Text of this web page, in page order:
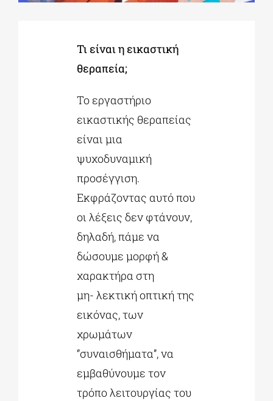
ΕΚΠΑΙΔΕΥΤΙΚΑ ΙΔΡΥΜΑΤΑ
ΠΟΛΙΤΙΣΤΙΚΟΙ ΦΟΡΕΙΣ
Τι είναι η εικαστική
θεραπεία;
Το εργαστήριο
εικαστικής θεραπείας
είναι μια
ψυχοδυναμική
προσέγγιση.
Εκφράζοντας αυτό που
οι λέξεις δεν φτάνουν,
δηλαδή, πάμε να
δώσουμε μορφή &
χαρακτήρα στη
μη- λεκτική οπτική της
εικόνας, των
χρωμάτων
‘’συναισθήματα’’, να
εμβαθύνουμε τον
τρόπο λειτουργίας του